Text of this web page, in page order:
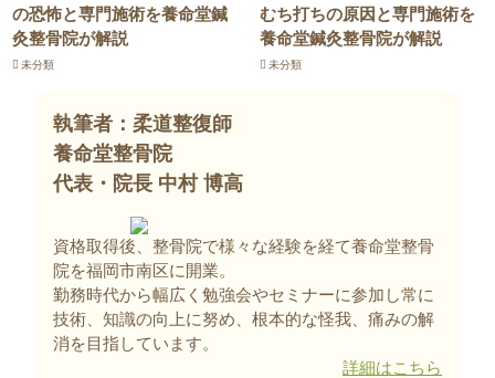
の恐怖と専門施術を養命堂鍼
灸整骨院が解説
未分類
むち打ちの原因と専門施術を
養命堂鍼灸整骨院が解説
未分類
執筆者：柔道整復師
養命堂整骨院
代表・院長 中村 博高
資格取得後、整骨院で様々な経験を経て養命堂整骨
院を福岡市南区に開業。
勤務時代から幅広く勉強会やセミナーに参加し常に
技術、知識の向上に努め、根本的な怪我、痛みの解
消を目指しています。
詳細はこちら